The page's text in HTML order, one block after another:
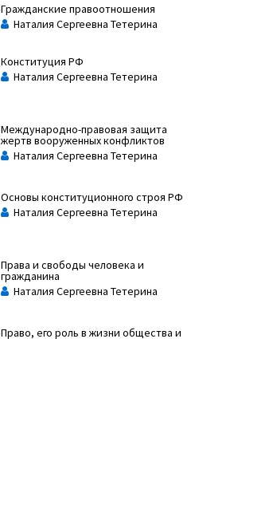
Гражданские правоотношения
Наталия Сергеевна Тетерина
Конституция РФ
Наталия Сергеевна Тетерина
Международно-правовая защита
жертв вооруженных конфликтов
Наталия Сергеевна Тетерина
Основы конституционного строя РФ
Наталия Сергеевна Тетерина
Права и свободы человека и
гражданина
Наталия Сергеевна Тетерина
Право, его роль в жизни общества и
государства